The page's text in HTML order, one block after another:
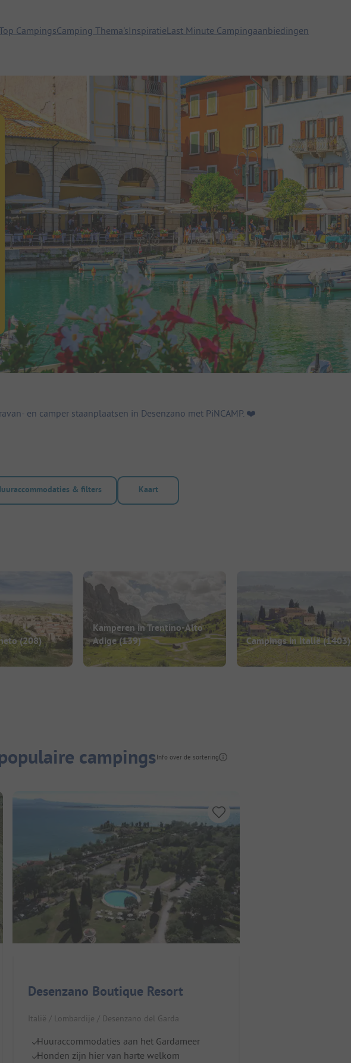
CampingsCamping Thema'sInspiratieLast Minute Campingaanbiedingen
naar staanplaatsen
huuraccommodaties om te zoeken naar huuraccommodaties
en camper staanplaatsen in Desenzano met PiNCAMP. ❤️️
& filters Kaart
(208)
Kamperen in Trentino-Alto
Adige(139) Campings in Italië(1403)
campingsInfo over de sortering
Desenzano Boutique Resort
Italië / Lombardije / Desenzano del Garda
Huuraccommodaties aan het Gardameer
Honden zijn hier van harte welkom